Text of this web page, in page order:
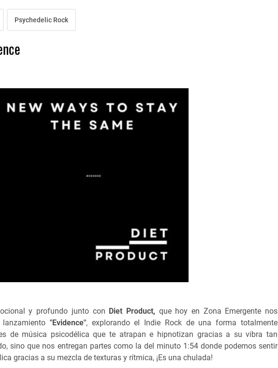
Psychedelic Rock
y profundo junto con Diet Product, que hoy en Zona Emergente nos
"Evidence", explorando el Indie Rock de una forma totalmente
de música psicodélica que te atrapan e hipnotizan gracias a su vibra tan
sino que nos entregan partes como la del minuto 1:54 donde podemos sentir
gracias a su mezcla de texturas y rítmica, ¡Es una chulada!